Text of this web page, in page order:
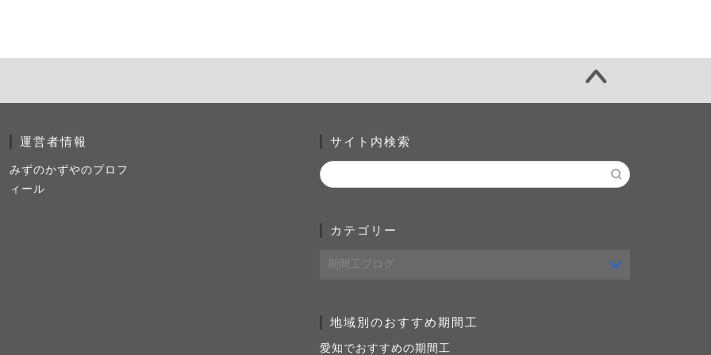
運営者情報
みずのかずやのプロフ
ィール
サイト内検索
カテゴリー
地域別のおすすめ期間工
愛知でおすすめの期間工